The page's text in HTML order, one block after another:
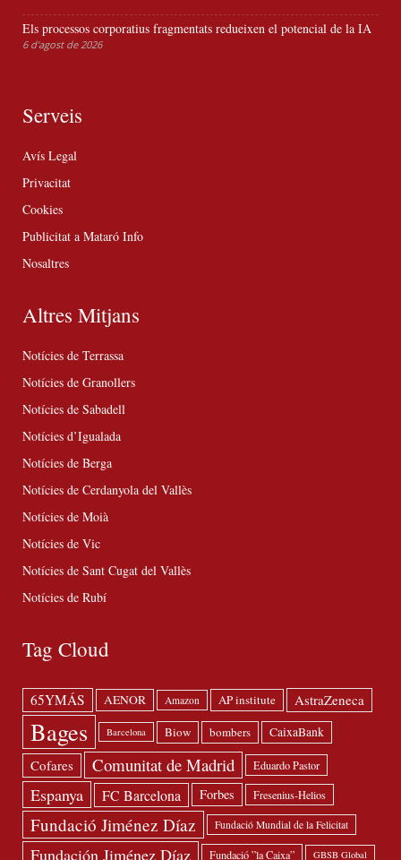
Els processos corporatius fragmentats redueixen el potencial de la IA
6 d'agost de 2026
Serveis
Avís Legal
Privacitat
Cookies
Publicitat a Mataró Info
Nosaltres
Altres Mitjans
Notícies de Terrassa
Notícies de Granollers
Notícies de Sabadell
Notícies d’Igualada
Notícies de Berga
Notícies de Cerdanyola del Vallès
Notícies de Moià
Notícies de Vic
Notícies de Sant Cugat del Vallès
Notícies de Rubí
Tag Cloud
65YMÁS AENOR Amazon AP institute AstraZeneca
Bages Barcelona Biow bombers CaixaBank
Cofares Comunitat de Madrid Eduardo Pastor
Espanya FC Barcelona Forbes Fresenius-Helios
Fundació Jiménez Díaz Fundació Mundial de la Felicitat
Fundación Jiménez Díaz Fundació ”la Caixa” GBSB Global